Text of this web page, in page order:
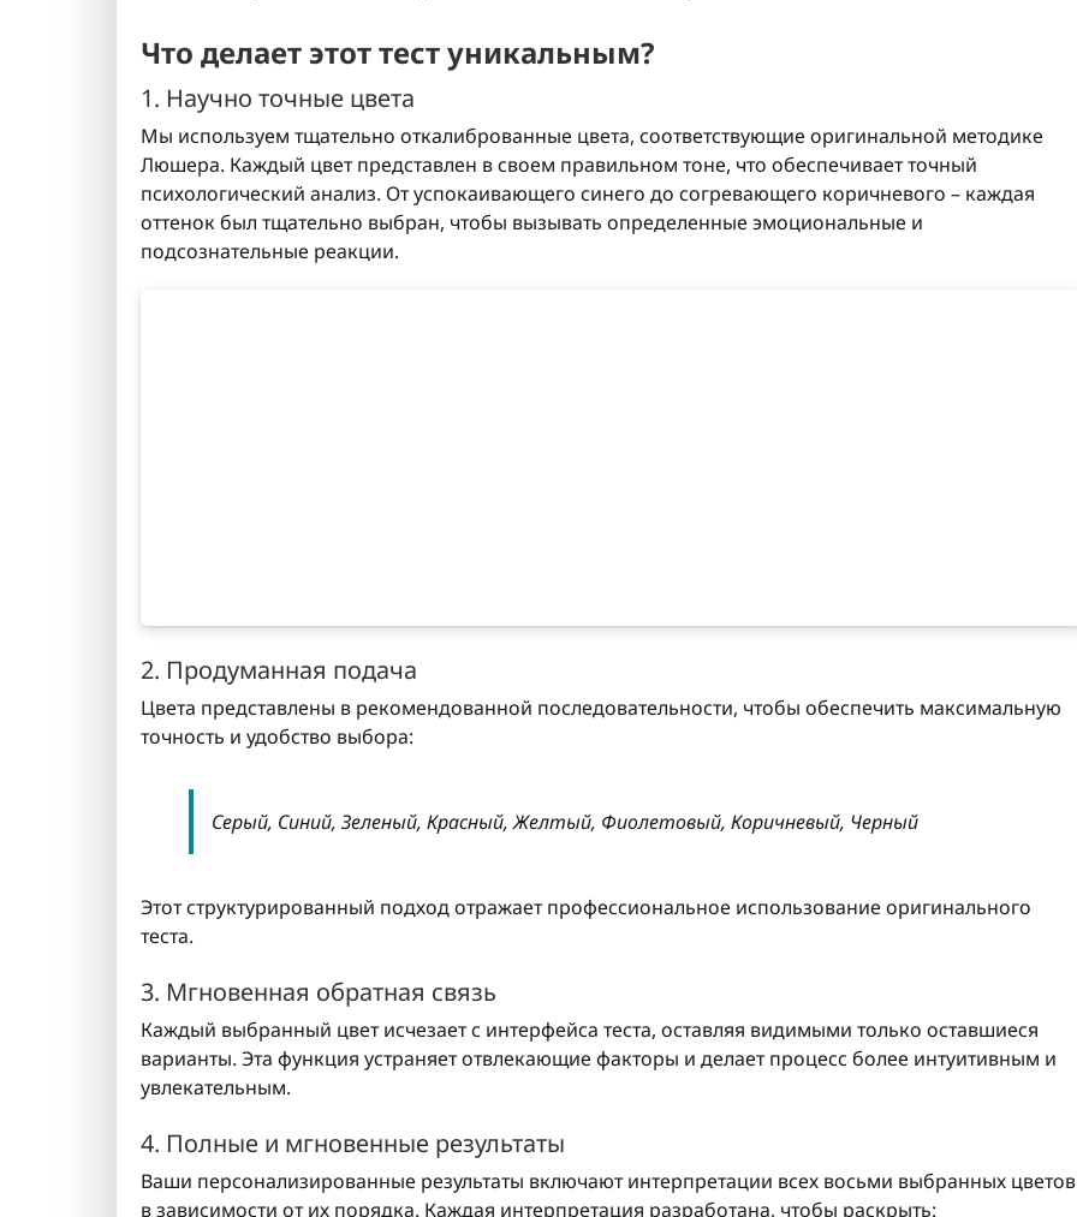
Что делает этот тест уникальным?
1. Научно точные цвета
Мы используем тщательно откалиброванные цвета, соответствующие оригинальной методике
Люшера. Каждый цвет представлен в своем правильном тоне, что обеспечивает точный
психологический анализ. От успокаивающего синего до согревающего коричневого – каждая
оттенок был тщательно выбран, чтобы вызывать определенные эмоциональные и
подсознательные реакции.
2. Продуманная подача
Цвета представлены в рекомендованной последовательности, чтобы обеспечить максимальную
точность и удобство выбора:
Серый, Синий, Зеленый, Красный, Желтый, Фиолетовый, Коричневый, Черный
Этот структурированный подход отражает профессиональное использование оригинального
теста.
3. Мгновенная обратная связь
Каждый выбранный цвет исчезает с интерфейса теста, оставляя видимыми только оставшиеся
варианты. Эта функция устраняет отвлекающие факторы и делает процесс более интуитивным и
увлекательным.
4. Полные и мгновенные результаты
Ваши персонализированные результаты включают интерпретации всех восьми выбранных цветов
в зависимости от их порядка. Каждая интерпретация разработана, чтобы раскрыть: